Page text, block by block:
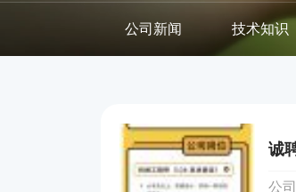
公司新闻 技术知识
公